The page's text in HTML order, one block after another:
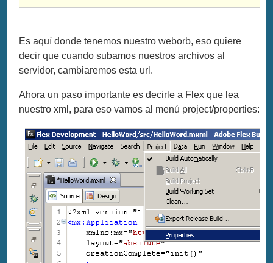
Es aquí donde tenemos nuestro weborb, eso quiere
decir que cuando subamos nuestros archivos al
servidor, cambiaremos esta url.
Ahora un paso importante es decirle a Flex que lea
nuestro xml, para eso vamos al menú project/properties: